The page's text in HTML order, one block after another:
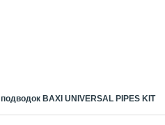
BAXI UNIVERSAL PIPES KIT